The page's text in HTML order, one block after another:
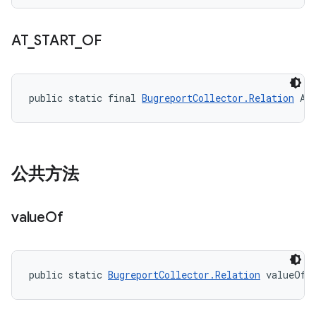
AT_START_ OF
public static final BugreportCollector.Relation
公共方法
valueOf
public static BugreportCollector.Relation valueOf